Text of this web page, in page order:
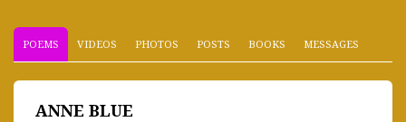
POEMS VIDEOS PHOTOS POSTS BOOKS MESSAGES
ANNE BLUE